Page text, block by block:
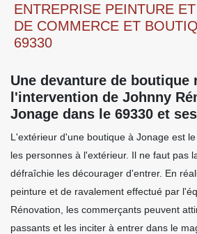
ENTREPRISE PEINTURE
DE COMMERCE ET
69330
Une devanture de boutique
l'intervention de Johnny
Jonage dans le 69330 et
L'extérieur d'une boutique à Jonage est
les personnes à l'extérieur. Il ne faut pas
défraîchie les décourager d'entrer. En
peinture et de ravalement effectué par
Rénovation, les commerçants peuvent
passants et les inciter à entrer dans le